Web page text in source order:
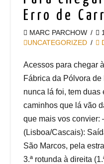
Erro de
MARC PARCHOW
UNCATEGORIZED
Acessos para chegar
Fábrica da Pólvora
nunca lá foi, tem duas
caminhos que lá vão
que mais vos convier:
(Lisboa/Cascais):
São Marcos, pela
3.ª rotunda à direita